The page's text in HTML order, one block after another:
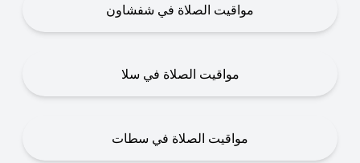
مواقيت الصلاة في شفشاون
مواقيت الصلاة في سلا
مواقيت الصلاة في سطات